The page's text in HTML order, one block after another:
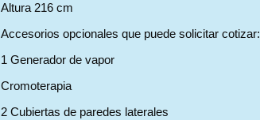
Altura 216 cm
Accesorios opcionales que puede solicitar cotizar:
1 Generador de vapor
Cromoterapia
2 Cubiertas de paredes laterales